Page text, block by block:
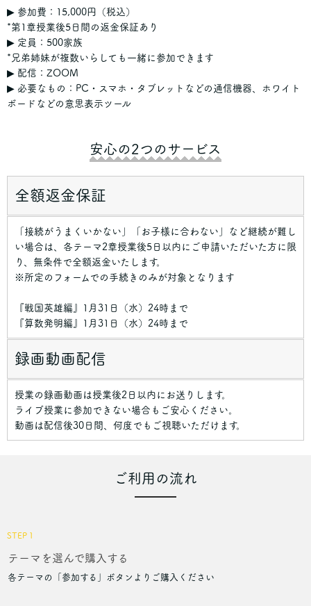
▶︎ 参加費：15,000円（税込）
*第1章授業後5日間の返金保証あり
▶︎ 定員：500家族
*兄弟姉妹が複数いらしても一緒に参加できます
▶︎ 配信：ZOOM
▶︎ 必要なもの：PC・スマホ・タブレットなどの通信機器、ホワイト
ボードなどの意思表示ツール
安心の2つのサービス
全額返金保証
「接続がうまくいかない」「お子様に合わない」など継続が難し
い場合は、各テーマ2章授業後5日以内にご申請いただいた方に限
り、無条件で全額返金いたします。
※所定のフォームでの手続きのみが対象となります
『戦国英雄編』1月31日（水）24時まで
『算数発明編』1月31日（水）24時まで
録画動画配信
授業の録画動画は授業後2日以内にお送りします。
ライブ授業に参加できない場合もご安心ください。
動画は配信後30日間、何度でもご視聴いただけます。
ご利用の流れ
STEP１
テーマを選んで購入する
各テーマの「参加する」ボタンよりご購入ください